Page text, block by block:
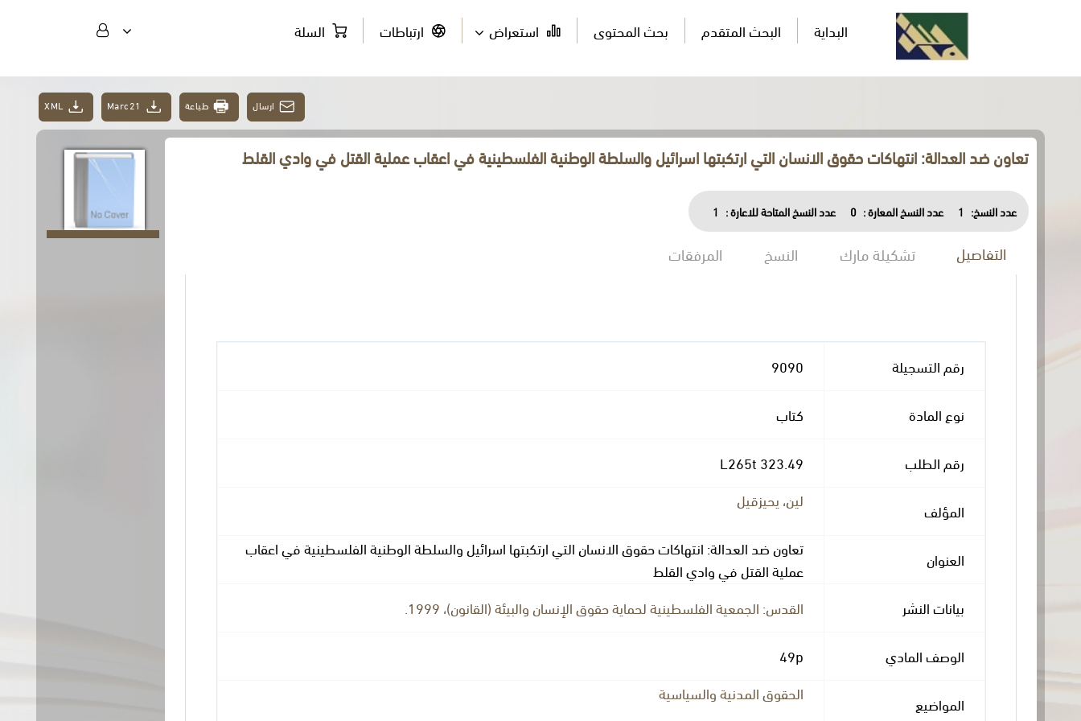
البداية البحث المتقدم بحث المحتوى استعراض ارتباطات السلة
ارسال طباعة Marc21
XML
تعاون ضد العدالة: انتهاكات حقوق الانسان التي ارتكبتها اسرائيل والسلطة الوطنية الفلسطينية في اعقاب عملية القتل في وادي القلط
عدد النسخ: 1 عدد النسخ المعارة : 0 عدد النسخ المتاحة للاعارة : 1
التفاصيل تشكيلة مارك النسخ المرفقات
رقم التسجيلة 9090
نوع المادة كتاب
رقم الطلب 323.49 L265t
المؤلف
لين، يحيزقيل
العنوان
تعاون ضد العدالة: انتهاكات حقوق الانسان التي ارتكبتها اسرائيل والسلطة الوطنية الفلسطينية في اعقاب
عملية القتل في وادي القلط
بيانات النشر
القدس: الجمعية الفلسطينية لحماية حقوق الإنسان والبيئة (القانون)، 1999.
الوصف المادي 49p
المواضيع
الحقوق المدنية والسياسية